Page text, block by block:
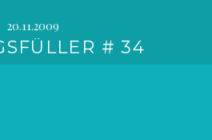
20.11.2009
# 34